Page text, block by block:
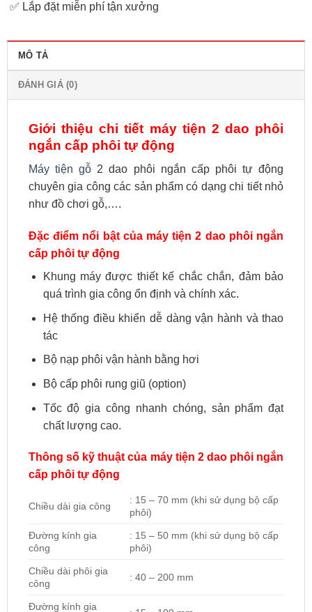
✅ Lắp đặt miễn phí tận xưởng
MÔ TẢ
ĐÁNH GIÁ (0)
Giới thiệu chi tiết máy tiện 2 dao phôi
ngắn cấp phôi tự động
Máy tiện gỗ 2 dao phôi ngắn cấp phôi tự động
chuyên gia công các sản phẩm có dạng chi tiết nhỏ
như đồ chơi gỗ,….
Đặc điểm nổi bật của máy tiện 2 dao phôi ngắn
cấp phôi tự động
Khung máy được thiết kế chắc chắn, đảm bảo
quá trình gia công ổn định và chính xác.
Hệ thống điều khiển dễ dàng vận hành và thao
tác
Bộ nạp phôi vận hành bằng hơi
Bộ cấp phôi rung giũ (option)
Tốc độ gia công nhanh chóng, sản phẩm đạt
chất lượng cao.
Thông số kỹ thuật của máy tiện 2 dao phôi ngắn
cấp phôi tự động
Chiều dài gia công
: 15 – 70 mm (khi sử dụng bộ cấp
phôi)
Đường kính gia
công
: 15 – 50 mm (khi sử dụng bộ cấp
phôi)
Chiều dài phôi gia
công
: 40 – 200 mm
Đường kính gia